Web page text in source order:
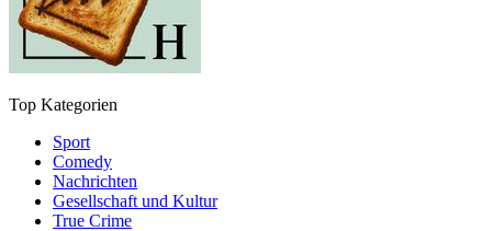
Top Kategorien
Sport
Comedy
Nachrichten
Gesellschaft und Kultur
True Crime